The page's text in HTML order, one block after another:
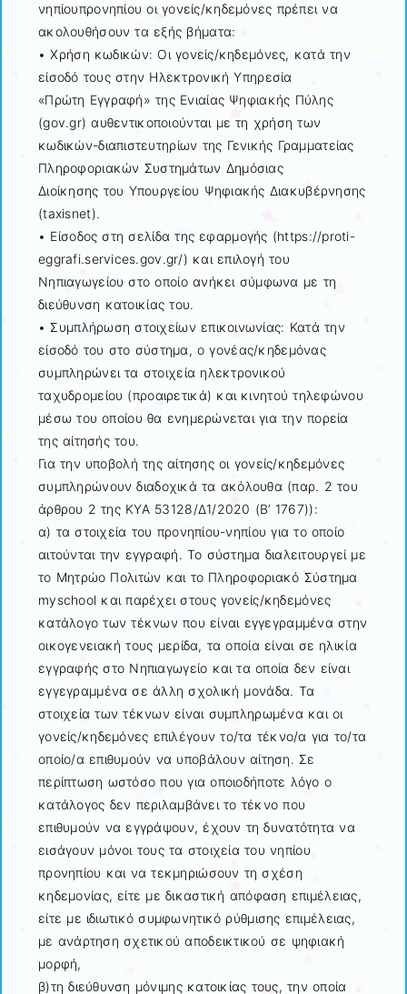
νηπίουπρονηπίου οι γονείς/κηδεμόνες πρέπει να
ακολουθήσουν τα εξής βήματα:
• Χρήση κωδικών: Οι γονείς/κηδεμόνες, κατά την
είσοδό τους στην Ηλεκτρονική Υπηρεσία
«Πρώτη Εγγραφή» της Ενιαίας Ψηφιακής Πύλης
(gov.gr) αυθεντικοποιούνται με τη χρήση των
κωδικών-διαπιστευτηρίων της Γενικής Γραμματείας
Πληροφοριακών Συστημάτων Δημόσιας
Διοίκησης του Υπουργείου Ψηφιακής Διακυβέρνησης
(taxisnet).
• Είσοδος στη σελίδα της εφαρμογής (https://proti-
eggrafi.services.gov.gr/) και επιλογή του
Νηπιαγωγείου στο οποίο ανήκει σύμφωνα με τη
διεύθυνση κατοικίας του.
• Συμπλήρωση στοιχείων επικοινωνίας: Κατά την
είσοδό του στο σύστημα, ο γονέας/κηδεμόνας
συμπληρώνει τα στοιχεία ηλεκτρονικού
ταχυδρομείου (προαιρετικά) και κινητού τηλεφώνου
μέσω του οποίου θα ενημερώνεται για την πορεία
της αίτησής του.
Για την υποβολή της αίτησης οι γονείς/κηδεμόνες
συμπληρώνουν διαδοχικά τα ακόλουθα (παρ. 2 του
άρθρου 2 της ΚΥΑ 53128/Δ1/2020 (Β’ 1767)):
α) τα στοιχεία του προνηπίου-νηπίου για το οποίο
αιτούνται την εγγραφή. Το σύστημα διαλειτουργεί με
το Μητρώο Πολιτών και το Πληροφοριακό Σύστημα
myschool και παρέχει στους γονείς/κηδεμόνες
κατάλογο των τέκνων που είναι εγγεγραμμένα στην
οικογενειακή τους μερίδα, τα οποία είναι σε ηλικία
εγγραφής στο Νηπιαγωγείο και τα οποία δεν είναι
εγγεγραμμένα σε άλλη σχολική μονάδα. Τα
στοιχεία των τέκνων είναι συμπληρωμένα και οι
γονείς/κηδεμόνες επιλέγουν το/τα τέκνο/α για το/τα
οποίο/α επιθυμούν να υποβάλουν αίτηση. Σε
περίπτωση ωστόσο που για οποιοδήποτε λόγο ο
κατάλογος δεν περιλαμβάνει το τέκνο που
επιθυμούν να εγγράψουν, έχουν τη δυνατότητα να
εισάγουν μόνοι τους τα στοιχεία του νηπίου
προνηπίου και να τεκμηριώσουν τη σχέση
κηδεμονίας, είτε με δικαστική απόφαση επιμέλειας,
είτε με ιδιωτικό συμφωνητικό ρύθμισης επιμέλειας,
με ανάρτηση σχετικού αποδεικτικού σε ψηφιακή
μορφή,
β)τη διεύθυνση μόνιμης κατοικίας τους, την οποία